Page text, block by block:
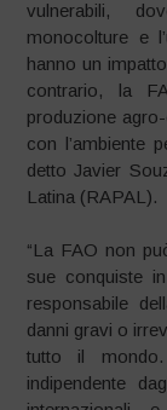
vulnerabili,
monocolture e
hanno un
contrario, la
produzione
con l’ambiente
detto Javier
Latina (RAPAL).
“La FAO non
sue conquiste
responsabile
danni gravi o
tutto il
indipendente